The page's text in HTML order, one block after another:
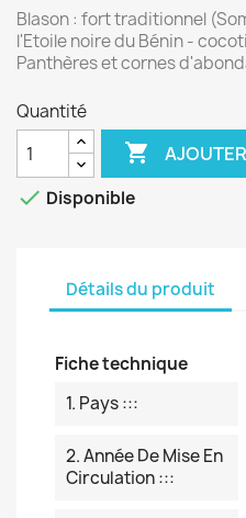
Blason : fort traditionnel
l'Etoile noire du Bénin -
Panthères et cornes
Quantité

 Disponible
Détails du produit
Fiche technique
1. Pays :::
2. Année De Mise En
Circulation :::